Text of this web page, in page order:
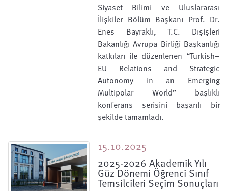
Siyaset Bilimi ve Uluslararası
İlişkiler Bölüm Başkanı Prof. Dr.
Enes Bayraklı, T.C. Dışişleri
Bakanlığı Avrupa Birliği Başkanlığı
katkıları ile düzenlenen “Turkish–
EU Relations and Strategic
Autonomy in an Emerging
Multipolar World” başlıklı
konferans serisini başarılı bir
şekilde tamamladı.
15.10.2025
2025-2026 Akademik Yılı
Güz Dönemi Öğrenci Sınıf
Temsilcileri Seçim Sonuçları